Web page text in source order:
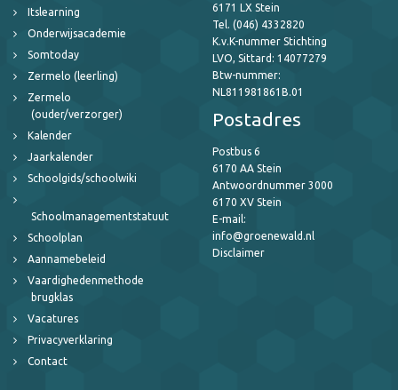
Itslearning
Onderwijsacademie
Somtoday
Zermelo (leerling)
Zermelo
(ouder/verzorger)
Kalender
Jaarkalender
Schoolgids/schoolwiki
Schoolmanagementstatuut
Schoolplan
Aannamebeleid
Vaardighedenmethode
brugklas
Vacatures
Privacyverklaring
Contact
6171 LX Stein
Tel. (046) 4332820
K.v.K-nummer Stichting
LVO, Sittard: 14077279
Btw-nummer:
NL811981861B.01
Postadres
Postbus 6
6170 AA Stein
Antwoordnummer 3000
6170 XV Stein
E-mail:
info@groenewald.nl
Disclaimer